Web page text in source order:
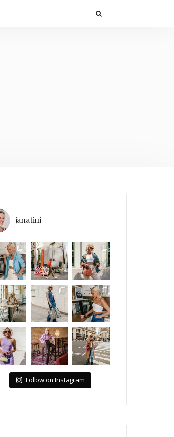
janatini
Follow on Instagram